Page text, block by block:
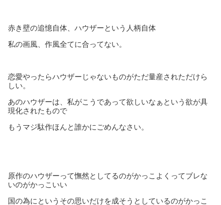
赤き壁の追憶自体、ハウザーという人柄自体
私の画風、作風全てに合ってない。
恋愛やったらハウザーじゃないものがただ量産されただけら
しい。
あのハウザーは、私がこうであって欲しいなぁという欲が具
現化されたもので
もうマジ駄作ほんと誰かにごめんなさい。
原作のハウザーって憮然としてるのがかっこよくってブレな
いのがかっこいい
国の為にというその思いだけを成そうとしているのがかっこ